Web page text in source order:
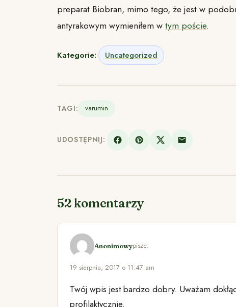
preparat Biobran, mimo tego, że jest w
antyrakowym wymieniłem wtym poście.
Kategorie: Uncategorized
TAGI: varumin
UDOSTĘPNIJ:
52 komentarzy
Anonimowypisze:
19 sierpnia, 2017 o 11:47 am
Twój wpis jest bardzo dobry. Uważam
profilaktycznie.